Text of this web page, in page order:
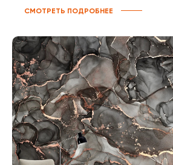
СМОТРЕТЬ ПОДРОБНЕЕ